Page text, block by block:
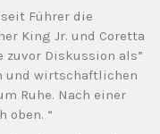
Führer die
King Jr. und Coretta
Diskussion als”
und wirtschaftlichen
Ruhe. Nach einer
oben. “